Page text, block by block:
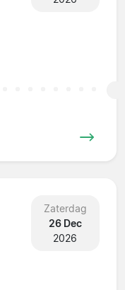
Zaterdag
26 Dec
2026